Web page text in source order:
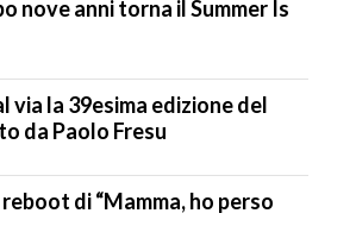
nove anni torna il Summer Is
via la 39esima edizione del
da Paolo Fresu
reboot di “Mamma, ho perso